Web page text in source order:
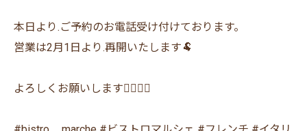
本日より.ご予約のお電話受け付けております。
営業は2月1日より.再開いたします🐏
よろしくお願いします🙇‍♂️🙇‍♀️